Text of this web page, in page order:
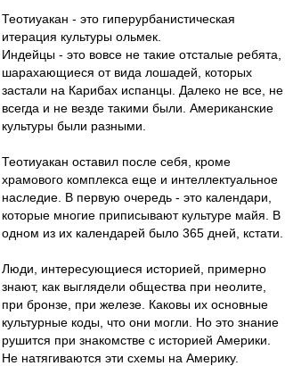
Теотиуакан - это гиперурбанистическая
итерация культуры ольмек.
Индейцы - это вовсе не такие отсталые ребята,
шарахающиеся от вида лошадей, которых
застали на Карибах испанцы. Далеко не все, не
всегда и не везде такими были. Американские
культуры были разными.
Теотиуакан оставил после себя, кроме
храмового комплекса еще и интеллектуальное
наследие. В первую очередь - это календари,
которые многие приписывают культуре майя. В
одном из их календарей было 365 дней, кстати.
Люди, интересующиеся историей, примерно
знают, как выглядели общества при неолите,
при бронзе, при железе. Каковы их основные
культурные коды, что они могли. Но это знание
рушится при знакомстве с историей Америки.
Не натягиваются эти схемы на Америку.